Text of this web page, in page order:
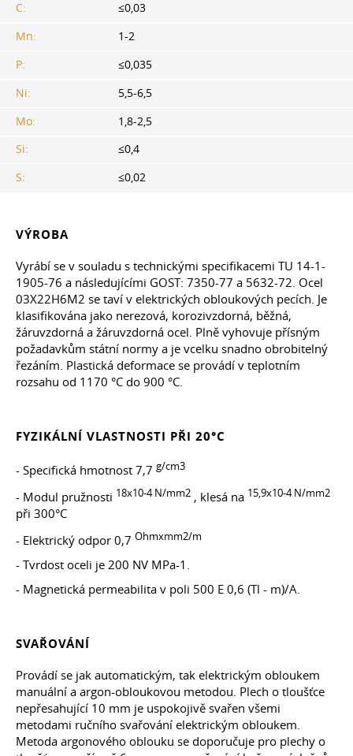
C:
≤0,03
Mn:
1-2
P:
≤0,035
Ni:
5,5-6,5
Mo:
1,8-2,5
Si:
≤0,4
S:
≤0,02
VÝROBA
Vyrábí se v souladu s technickými specifikacemi TU 14-1-
1905-76 a následujícími GOST: 7350-77 a 5632-72. Ocel
03Х22Н6М2 se taví v elektrických obloukových pecích. Je
klasifikována jako nerezová, korozivzdorná, běžná,
žáruvzdorná a žáruvzdorná ocel. Plně vyhovuje přísným
požadavkům státní normy a je vcelku snadno obrobitelný
řezáním. Plastická deformace se provádí v teplotním
rozsahu od 1170 °C do 900 °C.
FYZIKÁLNÍ VLASTNOSTI PŘI 20°C
- Specifická hmotnost 7,7 g/cm3
- Modul pružnosti 18x10-4 N/mm2 , klesá na 15,9x10-4 N/mm2
při 300°C
- Elektrický odpor 0,7 Ohmxmm2/m
- Tvrdost oceli je 200 NV MPa-1.
- Magnetická permeabilita v poli 500 E 0,6 (Tl - m)/A.
SVAŘOVÁNÍ
Provádí se jak automatickým, tak elektrickým obloukem
manuální a argon-obloukovou metodou. Plech o tloušťce
nepřesahující 10 mm je uspokojivě svařen všemi
metodami ručního svařování elektrickým obloukem.
Metoda argonového oblouku se doporučuje pro plechy o